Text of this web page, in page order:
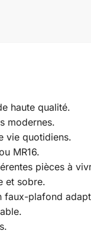
haute qualité.
modernes.
vie quotidiens.
MR16.
pièces à
et sobre.
faux-plafond